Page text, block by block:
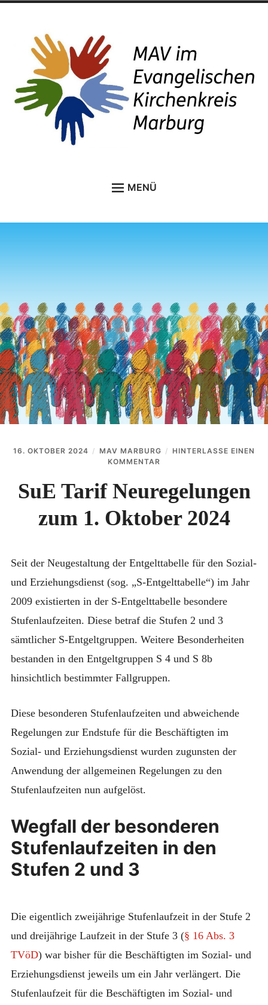
springen
MAV im Kirchenkreis
Marburg
MENÜ
AKTUELLES
VERANSTALTUNGEN
DOWNLOADS
16. OKTOBER 2024 MAV MARBURG
HINTERLASSE EINEN
KOMMENTAR
NEUREGELUNGEN
ZUM
1.
OKTOBER
SuE Tarif Neuregelungen
zum 1. Oktober 2024
Seit der Neugestaltung der Entgelttabelle für den Sozial-
und Erziehungsdienst (sog. „S-Entgelttabelle“) im Jahr
2009 existierten in der S-Entgelttabelle besondere
Stufenlaufzeiten. Diese betraf die Stufen 2 und 3
sämtlicher S-Entgeltgruppen. Weitere Besonderheiten
bestanden in den Entgeltgruppen S 4 und S 8b
hinsichtlich bestimmter Fallgruppen.
Diese besonderen Stufenlaufzeiten und abweichende
Regelungen zur Endstufe für die Beschäftigten im
Sozial- und Erziehungsdienst wurden zugunsten der
Anwendung der allgemeinen Regelungen zu den
Stufenlaufzeiten nun aufgelöst.
Wegfall der besonderen
Stufenlaufzeiten in den
Stufen 2 und 3
Die eigentlich zweijährige Stufenlaufzeit in der Stufe 2
und dreijährige Laufzeit in der Stufe 3 (§ 16 Abs. 3
TVöD) war bisher für die Beschäftigten im Sozial- und
Erziehungsdienst jeweils um ein Jahr verlängert. Die
Stufenlaufzeit für die Beschäftigten im Sozial- und